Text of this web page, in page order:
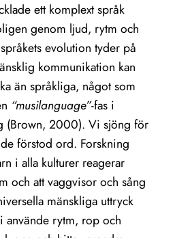
ett komplext språk
genom ljud, rytm och
evolution tyder på
kommunikation kan
än språkliga, något som
“musilanguage”-fas i
(Brown, 2000). Vi sjöng för
förstod ord. Forskning
i alla kulturer reagerar
och att vaggvisor och sång
mänskliga uttryck
använde rytm, rop och